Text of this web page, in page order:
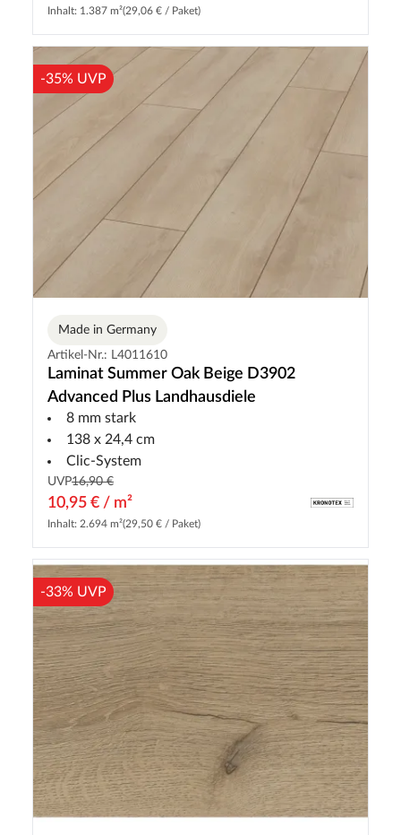
Inhalt: 1.387 m²(29,06 € / Paket)
-35% UVP
Made in Germany
Artikel-Nr.: L4011610
Laminat Summer Oak Beige D3902
Advanced Plus Landhausdiele
8 mm stark
138 x 24,4 cm
Clic-System
UVP16,90 €
10,95 € / m²
Inhalt: 2.694 m²(29,50 € / Paket)
-33% UVP